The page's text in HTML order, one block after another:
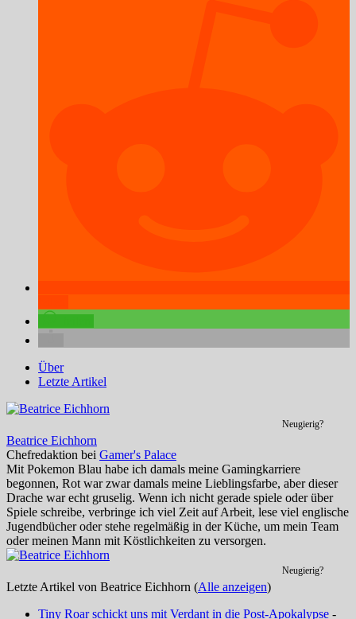
Über
Letzte Artikel
Neugierig?
Beatrice Eichhorn
Chefredaktion bei Gamer's Palace
Mit Pokemon Blau habe ich damals meine Gamingkarriere
begonnen, Rot war zwar damals meine Lieblingsfarbe, aber dieser
Drache war echt gruselig. Wenn ich nicht gerade spiele oder über
Spiele schreibe, verbringe ich viel Zeit auf Arbeit, lese viel englische
Jugendbücher oder stehe regelmäßig in der Küche, um mein Team
oder meinen Mann mit Köstlichkeiten zu versorgen.
Neugierig?
Letzte Artikel von Beatrice Eichhorn (Alle anzeigen)
Tiny Roar schickt uns mit Verdant in die Post-Apokalypse -